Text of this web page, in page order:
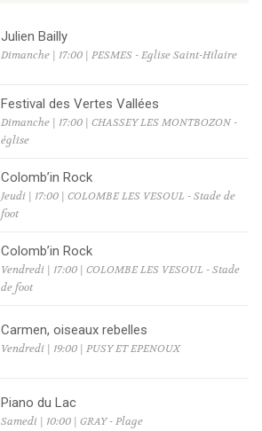
Julien Bailly
Dimanche | 17:00 | PESMES - Eglise Saint-Hilaire
Festival des Vertes Vallées
Dimanche | 17:00 | CHASSEY LES MONTBOZON -
église
Colomb’in Rock
Jeudi | 17:00 | COLOMBE LES VESOUL - Stade de
foot
Colomb’in Rock
Vendredi | 17:00 | COLOMBE LES VESOUL - Stade
de foot
Carmen, oiseaux rebelles
Vendredi | 19:00 | PUSY ET EPENOUX
Piano du Lac
Samedi | 10:00 | GRAY - Plage